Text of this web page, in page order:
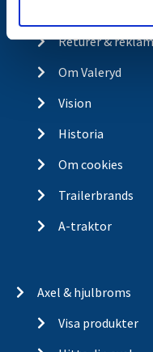
Returer &
Om Valeryd
Vision
Historia
Om cookies
Trailerbrands
A-traktor
Axel & hjulbroms
Visa produkter